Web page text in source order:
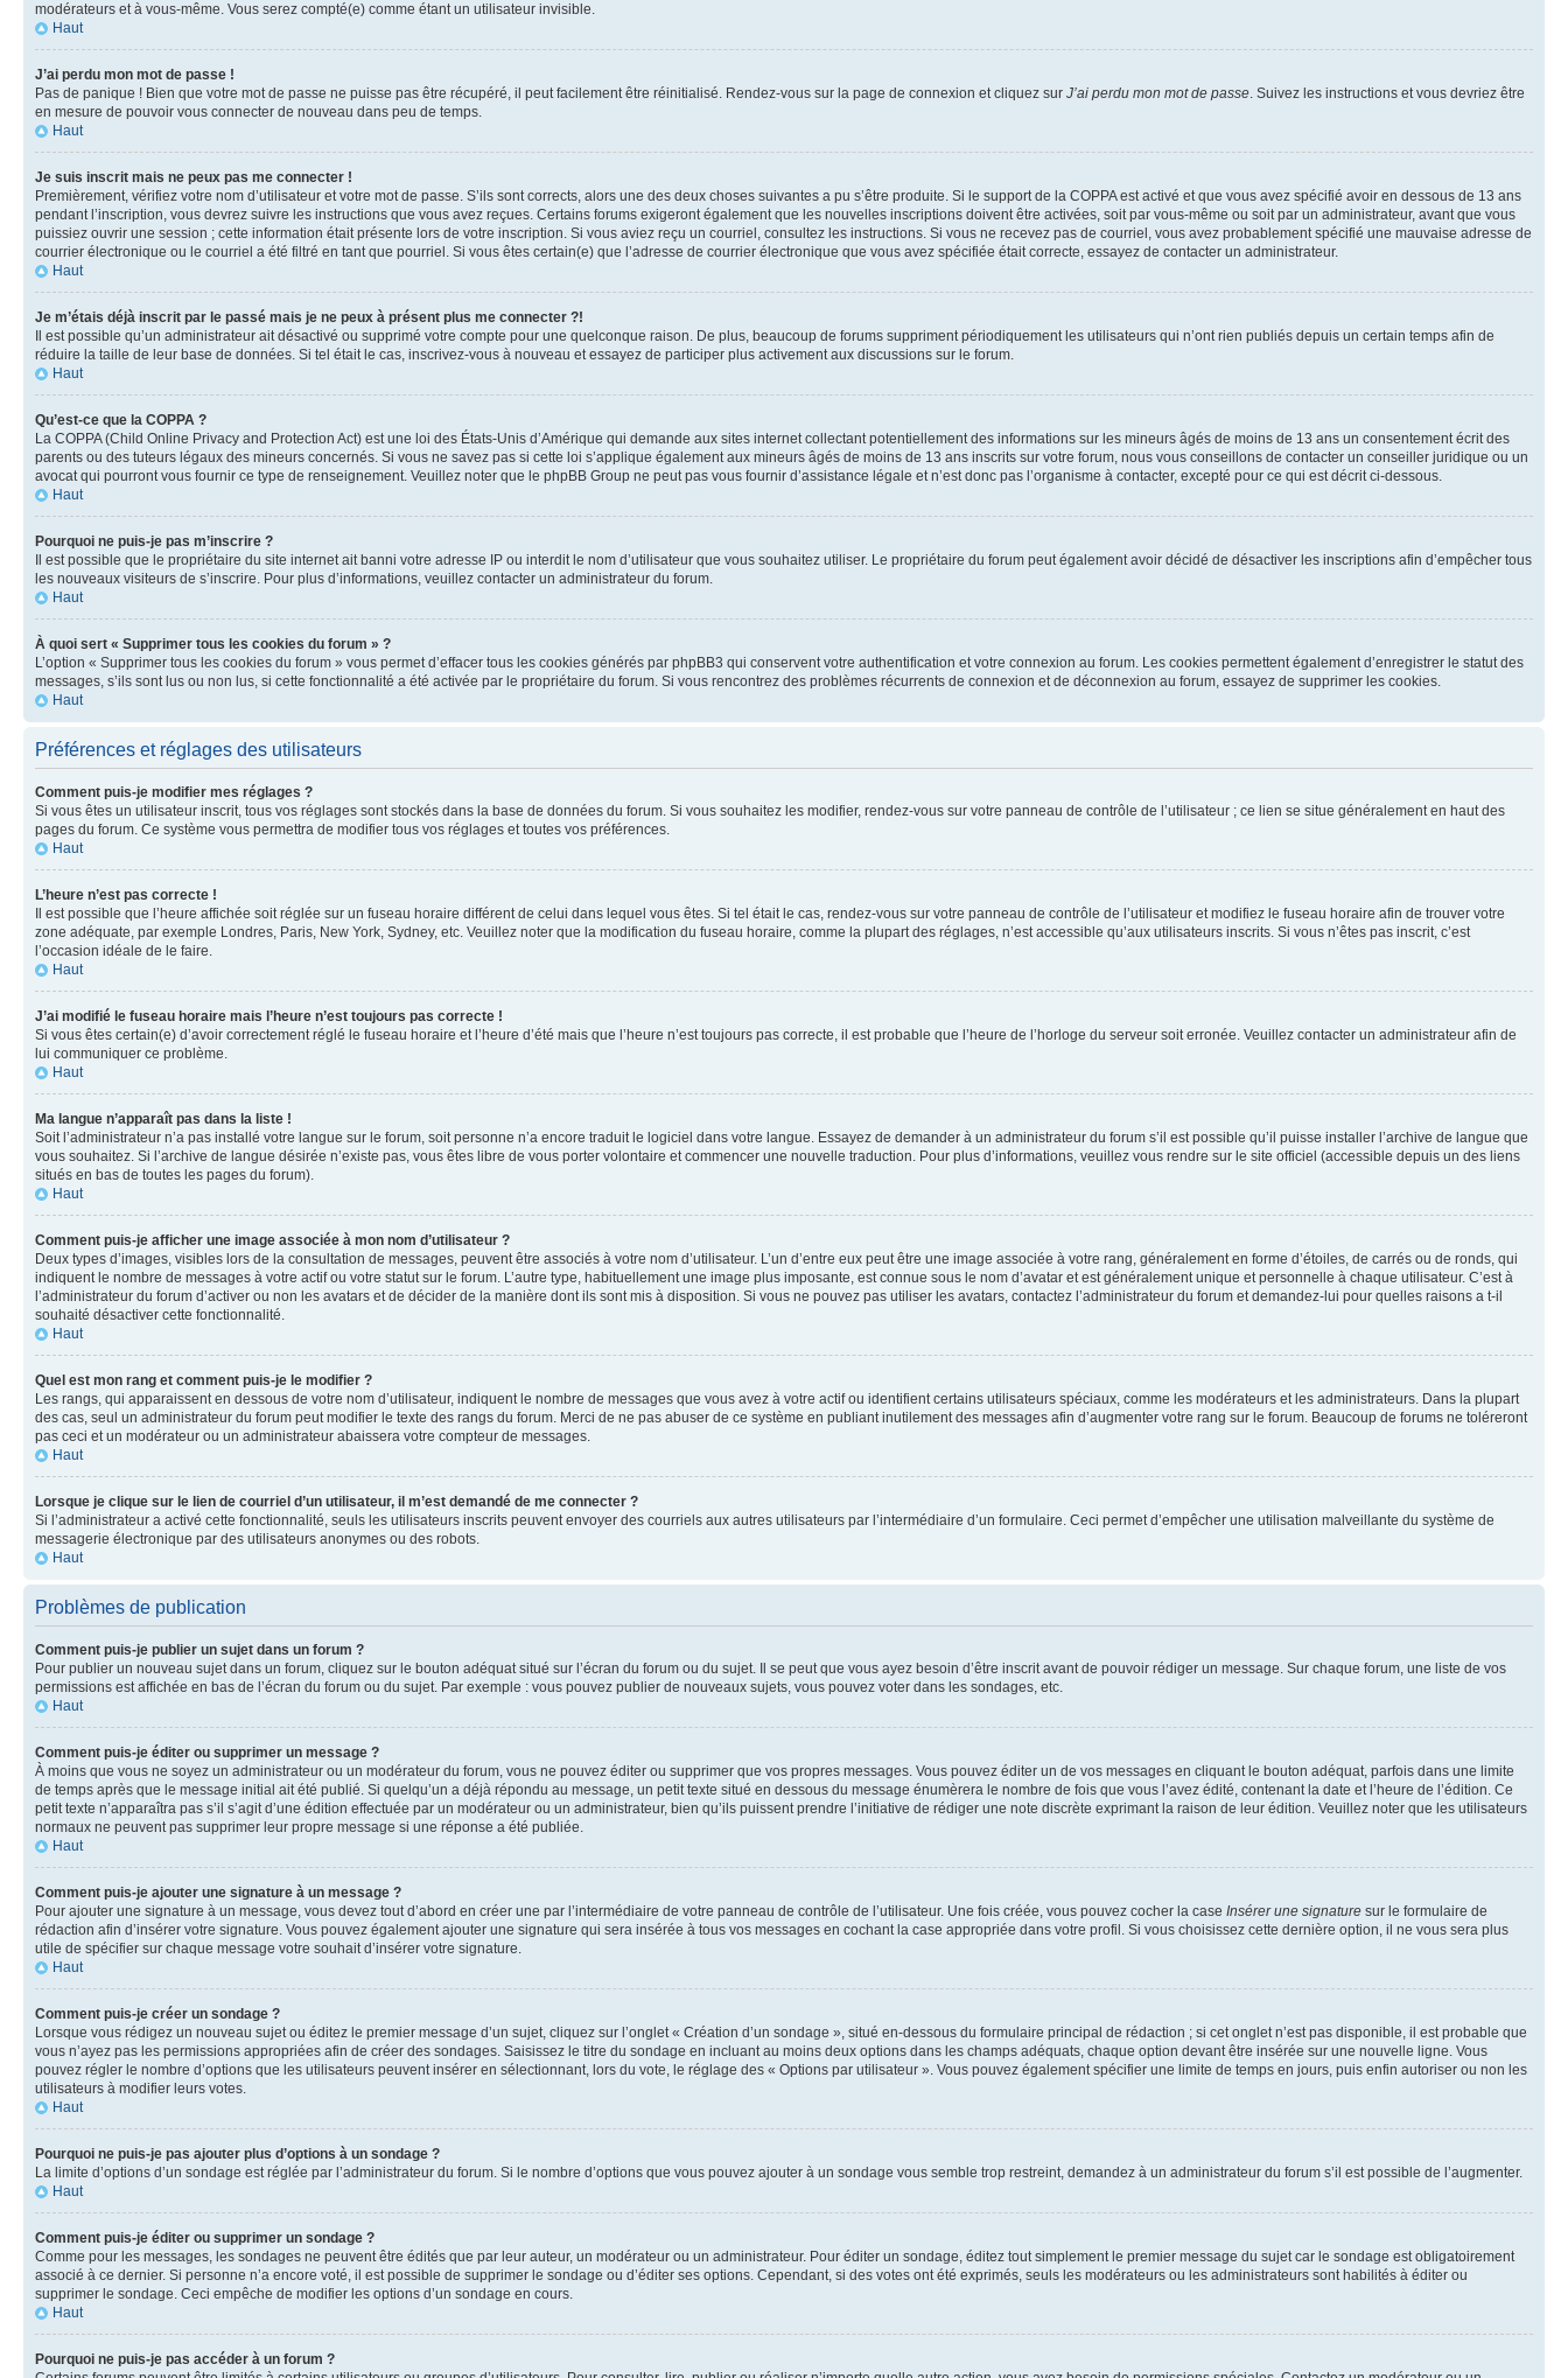
modérateurs et à vous-même. Vous serez compté(e) comme étant un utilisateur invisible.
Haut
J’ai perdu mon mot de passe !
Pas de panique ! Bien que votre mot de passe ne puisse pas être récupéré, il peut facilement être réinitialisé. Rendez-vous sur la page de connexion et cliquez sur J’ai perdu mon mot de passe. Suivez les instructions et vous devriez être
en mesure de pouvoir vous connecter de nouveau dans peu de temps.
Haut
Je suis inscrit mais ne peux pas me connecter !
Premièrement, vérifiez votre nom d’utilisateur et votre mot de passe. S’ils sont corrects, alors une des deux choses suivantes a pu s’être produite. Si le support de la COPPA est activé et que vous avez spécifié avoir en dessous de 13 ans
pendant l’inscription, vous devrez suivre les instructions que vous avez reçues. Certains forums exigeront également que les nouvelles inscriptions doivent être activées, soit par vous-même ou soit par un administrateur, avant que vous
puissiez ouvrir une session ; cette information était présente lors de votre inscription. Si vous aviez reçu un courriel, consultez les instructions. Si vous ne recevez pas de courriel, vous avez probablement spécifié une mauvaise adresse de
courrier électronique ou le courriel a été filtré en tant que pourriel. Si vous êtes certain(e) que l’adresse de courrier électronique que vous avez spécifiée était correcte, essayez de contacter un administrateur.
Haut
Je m’étais déjà inscrit par le passé mais je ne peux à présent plus me connecter ?!
Il est possible qu’un administrateur ait désactivé ou supprimé votre compte pour une quelconque raison. De plus, beaucoup de forums suppriment périodiquement les utilisateurs qui n’ont rien publiés depuis un certain temps afin de
réduire la taille de leur base de données. Si tel était le cas, inscrivez-vous à nouveau et essayez de participer plus activement aux discussions sur le forum.
Haut
Qu’est-ce que la COPPA ?
La COPPA (Child Online Privacy and Protection Act) est une loi des États-Unis d’Amérique qui demande aux sites internet collectant potentiellement des informations sur les mineurs âgés de moins de 13 ans un consentement écrit des
parents ou des tuteurs légaux des mineurs concernés. Si vous ne savez pas si cette loi s’applique également aux mineurs âgés de moins de 13 ans inscrits sur votre forum, nous vous conseillons de contacter un conseiller juridique ou un
avocat qui pourront vous fournir ce type de renseignement. Veuillez noter que le phpBB Group ne peut pas vous fournir d’assistance légale et n’est donc pas l’organisme à contacter, excepté pour ce qui est décrit ci-dessous.
Haut
Pourquoi ne puis-je pas m’inscrire ?
Il est possible que le propriétaire du site internet ait banni votre adresse IP ou interdit le nom d’utilisateur que vous souhaitez utiliser. Le propriétaire du forum peut également avoir décidé de désactiver les inscriptions afin d’empêcher tous
les nouveaux visiteurs de s’inscrire. Pour plus d’informations, veuillez contacter un administrateur du forum.
Haut
À quoi sert « Supprimer tous les cookies du forum » ?
L’option « Supprimer tous les cookies du forum » vous permet d’effacer tous les cookies générés par phpBB3 qui conservent votre authentification et votre connexion au forum. Les cookies permettent également d’enregistrer le statut des
messages, s’ils sont lus ou non lus, si cette fonctionnalité a été activée par le propriétaire du forum. Si vous rencontrez des problèmes récurrents de connexion et de déconnexion au forum, essayez de supprimer les cookies.
Haut
Préférences et réglages des utilisateurs
Comment puis-je modifier mes réglages ?
Si vous êtes un utilisateur inscrit, tous vos réglages sont stockés dans la base de données du forum. Si vous souhaitez les modifier, rendez-vous sur votre panneau de contrôle de l’utilisateur ; ce lien se situe généralement en haut des
pages du forum. Ce système vous permettra de modifier tous vos réglages et toutes vos préférences.
Haut
L’heure n’est pas correcte !
Il est possible que l’heure affichée soit réglée sur un fuseau horaire différent de celui dans lequel vous êtes. Si tel était le cas, rendez-vous sur votre panneau de contrôle de l’utilisateur et modifiez le fuseau horaire afin de trouver votre
zone adéquate, par exemple Londres, Paris, New York, Sydney, etc. Veuillez noter que la modification du fuseau horaire, comme la plupart des réglages, n’est accessible qu’aux utilisateurs inscrits. Si vous n’êtes pas inscrit, c’est
l’occasion idéale de le faire.
Haut
J’ai modifié le fuseau horaire mais l’heure n’est toujours pas correcte !
Si vous êtes certain(e) d’avoir correctement réglé le fuseau horaire et l’heure d’été mais que l’heure n’est toujours pas correcte, il est probable que l’heure de l’horloge du serveur soit erronée. Veuillez contacter un administrateur afin de
lui communiquer ce problème.
Haut
Ma langue n’apparaît pas dans la liste !
Soit l’administrateur n’a pas installé votre langue sur le forum, soit personne n’a encore traduit le logiciel dans votre langue. Essayez de demander à un administrateur du forum s’il est possible qu’il puisse installer l’archive de langue que
vous souhaitez. Si l’archive de langue désirée n’existe pas, vous êtes libre de vous porter volontaire et commencer une nouvelle traduction. Pour plus d’informations, veuillez vous rendre sur le site officiel (accessible depuis un des liens
situés en bas de toutes les pages du forum).
Haut
Comment puis-je afficher une image associée à mon nom d’utilisateur ?
Deux types d’images, visibles lors de la consultation de messages, peuvent être associés à votre nom d’utilisateur. L’un d’entre eux peut être une image associée à votre rang, généralement en forme d’étoiles, de carrés ou de ronds, qui
indiquent le nombre de messages à votre actif ou votre statut sur le forum. L’autre type, habituellement une image plus imposante, est connue sous le nom d’avatar et est généralement unique et personnelle à chaque utilisateur. C’est à
l’administrateur du forum d’activer ou non les avatars et de décider de la manière dont ils sont mis à disposition. Si vous ne pouvez pas utiliser les avatars, contactez l’administrateur du forum et demandez-lui pour quelles raisons a t-il
souhaité désactiver cette fonctionnalité.
Haut
Quel est mon rang et comment puis-je le modifier ?
Les rangs, qui apparaissent en dessous de votre nom d’utilisateur, indiquent le nombre de messages que vous avez à votre actif ou identifient certains utilisateurs spéciaux, comme les modérateurs et les administrateurs. Dans la plupart
des cas, seul un administrateur du forum peut modifier le texte des rangs du forum. Merci de ne pas abuser de ce système en publiant inutilement des messages afin d’augmenter votre rang sur le forum. Beaucoup de forums ne toléreront
pas ceci et un modérateur ou un administrateur abaissera votre compteur de messages.
Haut
Lorsque je clique sur le lien de courriel d’un utilisateur, il m’est demandé de me connecter ?
Si l’administrateur a activé cette fonctionnalité, seuls les utilisateurs inscrits peuvent envoyer des courriels aux autres utilisateurs par l’intermédiaire d’un formulaire. Ceci permet d’empêcher une utilisation malveillante du système de
messagerie électronique par des utilisateurs anonymes ou des robots.
Haut
Problèmes de publication
Comment puis-je publier un sujet dans un forum ?
Pour publier un nouveau sujet dans un forum, cliquez sur le bouton adéquat situé sur l’écran du forum ou du sujet. Il se peut que vous ayez besoin d’être inscrit avant de pouvoir rédiger un message. Sur chaque forum, une liste de vos
permissions est affichée en bas de l’écran du forum ou du sujet. Par exemple : vous pouvez publier de nouveaux sujets, vous pouvez voter dans les sondages, etc.
Haut
Comment puis-je éditer ou supprimer un message ?
À moins que vous ne soyez un administrateur ou un modérateur du forum, vous ne pouvez éditer ou supprimer que vos propres messages. Vous pouvez éditer un de vos messages en cliquant le bouton adéquat, parfois dans une limite
de temps après que le message initial ait été publié. Si quelqu’un a déjà répondu au message, un petit texte situé en dessous du message énumèrera le nombre de fois que vous l’avez édité, contenant la date et l’heure de l’édition. Ce
petit texte n’apparaîtra pas s’il s’agit d’une édition effectuée par un modérateur ou un administrateur, bien qu’ils puissent prendre l’initiative de rédiger une note discrète exprimant la raison de leur édition. Veuillez noter que les utilisateurs
normaux ne peuvent pas supprimer leur propre message si une réponse a été publiée.
Haut
Comment puis-je ajouter une signature à un message ?
Pour ajouter une signature à un message, vous devez tout d’abord en créer une par l’intermédiaire de votre panneau de contrôle de l’utilisateur. Une fois créée, vous pouvez cocher la case Insérer une signature sur le formulaire de
rédaction afin d’insérer votre signature. Vous pouvez également ajouter une signature qui sera insérée à tous vos messages en cochant la case appropriée dans votre profil. Si vous choisissez cette dernière option, il ne vous sera plus
utile de spécifier sur chaque message votre souhait d’insérer votre signature.
Haut
Comment puis-je créer un sondage ?
Lorsque vous rédigez un nouveau sujet ou éditez le premier message d’un sujet, cliquez sur l’onglet « Création d’un sondage », situé en-dessous du formulaire principal de rédaction ; si cet onglet n’est pas disponible, il est probable que
vous n’ayez pas les permissions appropriées afin de créer des sondages. Saisissez le titre du sondage en incluant au moins deux options dans les champs adéquats, chaque option devant être insérée sur une nouvelle ligne. Vous
pouvez régler le nombre d’options que les utilisateurs peuvent insérer en sélectionnant, lors du vote, le réglage des « Options par utilisateur ». Vous pouvez également spécifier une limite de temps en jours, puis enfin autoriser ou non les
utilisateurs à modifier leurs votes.
Haut
Pourquoi ne puis-je pas ajouter plus d’options à un sondage ?
La limite d’options d’un sondage est réglée par l’administrateur du forum. Si le nombre d’options que vous pouvez ajouter à un sondage vous semble trop restreint, demandez à un administrateur du forum s’il est possible de l’augmenter.
Haut
Comment puis-je éditer ou supprimer un sondage ?
Comme pour les messages, les sondages ne peuvent être édités que par leur auteur, un modérateur ou un administrateur. Pour éditer un sondage, éditez tout simplement le premier message du sujet car le sondage est obligatoirement
associé à ce dernier. Si personne n’a encore voté, il est possible de supprimer le sondage ou d’éditer ses options. Cependant, si des votes ont été exprimés, seuls les modérateurs ou les administrateurs sont habilités à éditer ou
supprimer le sondage. Ceci empêche de modifier les options d’un sondage en cours.
Haut
Pourquoi ne puis-je pas accéder à un forum ?